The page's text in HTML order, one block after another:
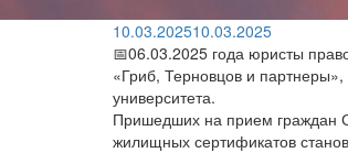
10.03.202510.03.2025
📅06.03.2025 года юристы
«Гриб, Терновцов и
университета.
Пришедших на прием граждан
жилищных сертификатов